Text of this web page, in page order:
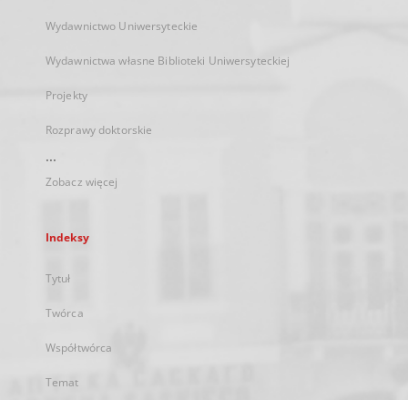
Wydawnictwo Uniwersyteckie
Wydawnictwa własne Biblioteki Uniwersyteckiej
Projekty
Rozprawy doktorskie
...
Zobacz więcej
Indeksy
Tytuł
Twórca
Współtwórca
Temat